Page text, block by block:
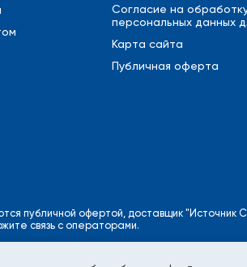
Cогласие на
персональных данных
Карта сайта
Публичная оферта
публичной офертой, доставщик
связь с операторами.